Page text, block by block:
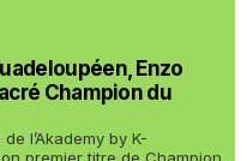
Enzo
Champion du
l’Akademy by K-